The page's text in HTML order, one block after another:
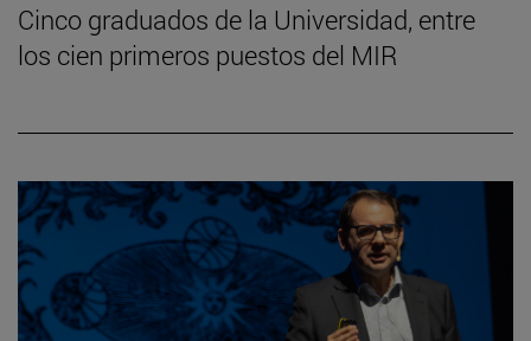
Cinco graduados de la Universidad, entre
los cien primeros puestos del MIR